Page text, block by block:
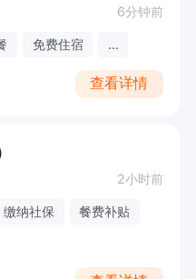
6分钟前
免费住宿 ...
查看详情
2小时前
缴纳社保
餐费补贴